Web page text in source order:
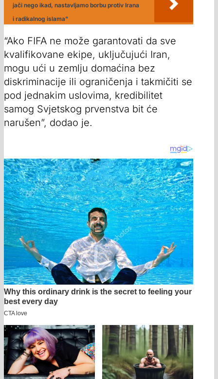
jači nego ikad, nastavljamo borbu protiv Irana
i radikalnog islama"
“Ako FIFA ne može garantovati da sve
kvalifikovane ekipe, uključujući Iran,
mogu ući u zemlju domaćina bez
diskriminacije ili ograničenja i takmičiti se
pod jednakim uslovima, kredibilitet
samog Svjetskog prvenstva bit će
narušen”, dodao je.